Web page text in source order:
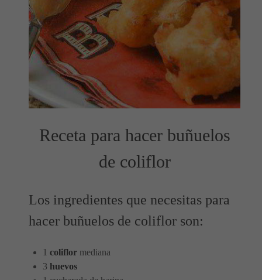
Receta para hacer buñuelos
de coliflor
Los ingredientes que necesitas para
hacer buñuelos de coliflor son:
1 coliflor mediana
3 huevos